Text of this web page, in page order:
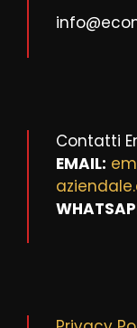
Contatti
EMAIL: